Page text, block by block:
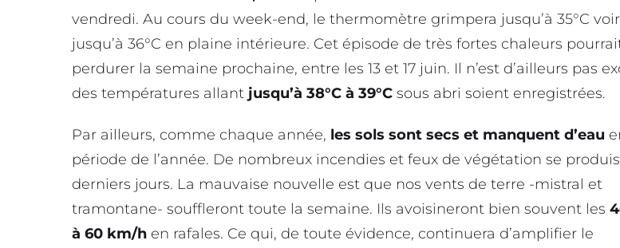
vendredi. Au cours du week-end, le thermomètre grimpera jusqu’à 35°C
jusqu’à 36°C en plaine intérieure. Cet épisode de très fortes chaleurs
perdurer la semaine prochaine, entre les 13 et 17 juin. Il n’est d’ailleurs pas
des températures allant jusqu’à 38°C à 39°C sous abri soient enregistrées.
Par ailleurs, comme chaque année, les sols sont secs et manquent d’eau
période de l’année. De nombreux incendies et feux de végétation se
derniers jours. La mauvaise nouvelle est que nos vents de terre -mistral et
tramontane- souffleront toute la semaine. Ils avoisineront bien souvent les
à 60 km/h en rafales. Ce qui, de toute évidence, continuera d’amplifier le